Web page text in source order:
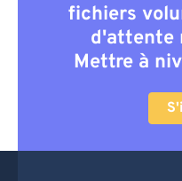
fichiers
d'attente
Mettre à